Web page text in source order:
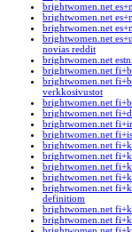
brightwomen.net
brightwomen.net
brightwomen.net
brightwomen.net
novias reddit
brightwomen.net
brightwomen.net
brightwomen.net
verkkosivustot
brightwomen.net
brightwomen.net
brightwomen.net
brightwomen.net
brightwomen.net
brightwomen.net
brightwomen.net
brightwomen.net
brightwomen.net
definitiom
brightwomen.net
brightwomen.net